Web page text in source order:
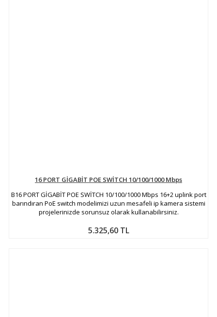
16 PORT GİGABİT POE SWİTCH 10/100/1000 Mbps
B16 PORT GİGABİT POE SWİTCH 10/100/1000 Mbps 16+2 uplink port
barındıran PoE switch modelimizi uzun mesafeli ip kamera sistemi
projelerinizde sorunsuz olarak kullanabilirsiniz.
5.325,60 TL